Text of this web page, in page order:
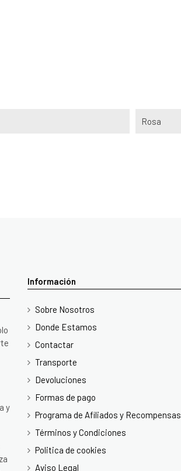
Rosa
y
Información
Sobre Nosotros
Donde Estamos
Contactar
Transporte
Devoluciones
Formas de pago
Programa de Afiliados y Recompensas
Términos y Condiciones
Politica de cookies
Aviso Legal